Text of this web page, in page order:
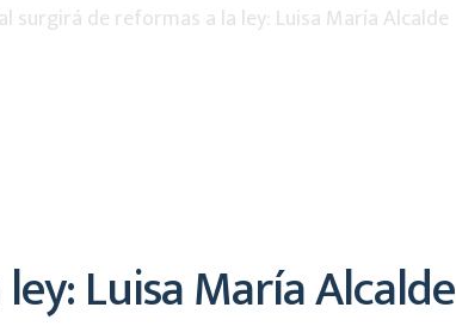
surgirá de reformas a la ley: Luisa María Alcalde
Luisa María Alcalde